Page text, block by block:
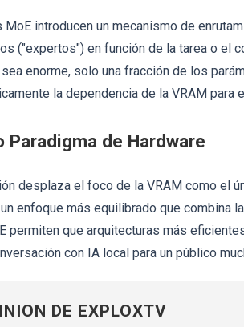
introducen un mecanismo de
("expertos") en función de la tarea o el
enorme, solo una fracción de los
la dependencia de la VRAM para
Paradigma de Hardware
desplaza el foco de la VRAM como el
enfoque más equilibrado que combina
permiten que arquitecturas más
con IA local para un público
DE EXPLOXTV